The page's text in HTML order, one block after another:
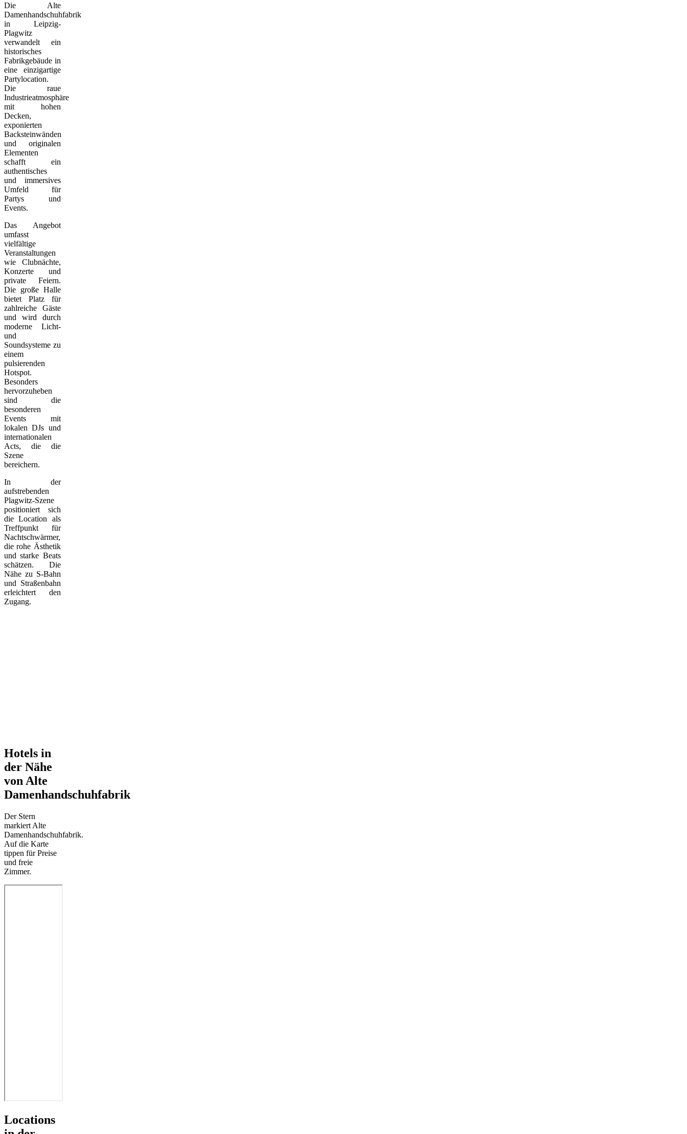
Die Alte
Damenhandschuhfabrik
in Leipzig-
Plagwitz
verwandelt ein
historisches
Fabrikgebäude in
eine einzigartige
Partylocation.
Die raue
Industrieatmosphäre
mit hohen
Decken,
exponierten
Backsteinwänden
und originalen
Elementen
schafft ein
authentisches
und immersives
Umfeld für
Partys und
Events.
Das Angebot
umfasst
vielfältige
Veranstaltungen
wie Clubnächte,
Konzerte und
private Feiern.
Die große Halle
bietet Platz für
zahlreiche Gäste
und wird durch
moderne Licht-
und
Soundsysteme zu
einem
pulsierenden
Hotspot.
Besonders
hervorzuheben
sind die
besonderen
Events mit
lokalen DJs und
internationalen
Acts, die die
Szene
bereichern.
In der
aufstrebenden
Plagwitz-Szene
positioniert sich
die Location als
Treffpunkt für
Nachtschwärmer,
die rohe Ästhetik
und starke Beats
schätzen. Die
Nähe zu S-Bahn
und Straßenbahn
erleichtert den
Zugang.
Hotels in
der Nähe
von Alte
Damenhandschuhfabrik
Der Stern
markiert Alte
Damenhandschuhfabrik.
Auf die Karte
tippen für Preise
und freie
Zimmer.
Locations